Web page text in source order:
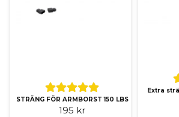
STRÄNG FÖR ARMBORST 150 LBS
195 kr
Extra